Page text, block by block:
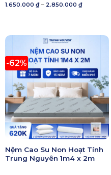
Được xếp
1.650.000 ₫ – 2.850.000 ₫Khoảng
giá:
-62%
Nệm Cao Su Non Hoạt Tính
Trung Nguyên 1m4 x 2m